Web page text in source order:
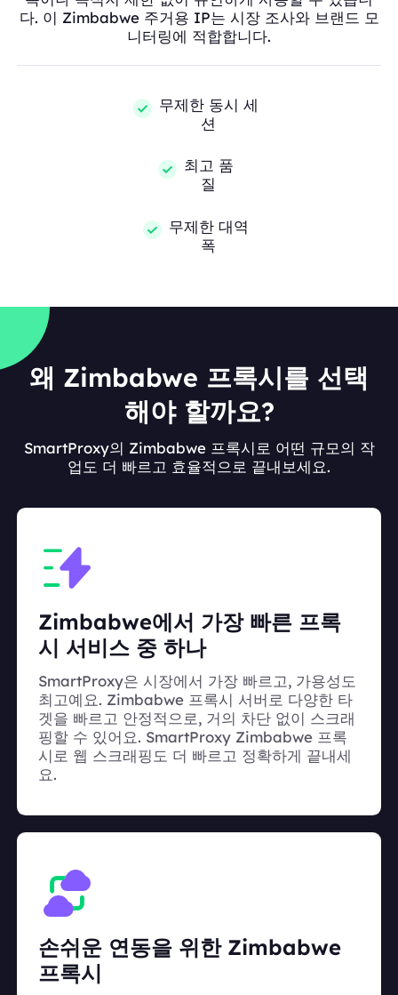
다. 이 Zimbabwe 주거용 IP는 시장 조사와 브랜드 모
니터링에 적합합니다.
무제한 동시 세
션
최고 품
질
무제한 대역
폭
왜 Zimbabwe 프록시를 선택
해야 할까요?
SmartProxy의 Zimbabwe 프록시로 어떤 규모의 작
업도 더 빠르고 효율적으로 끝내보세요.
Zimbabwe에서 가장 빠른 프록
시 서비스 중 하나
SmartProxy은 시장에서 가장 빠르고, 가용성도
최고예요. Zimbabwe 프록시 서버로 다양한 타
겟을 빠르고 안정적으로, 거의 차단 없이 스크래
핑할 수 있어요. SmartProxy Zimbabwe 프록
시로 웹 스크래핑도 더 빠르고 정확하게 끝내세
요.
손쉬운 연동을 위한 Zimbabwe
프록시